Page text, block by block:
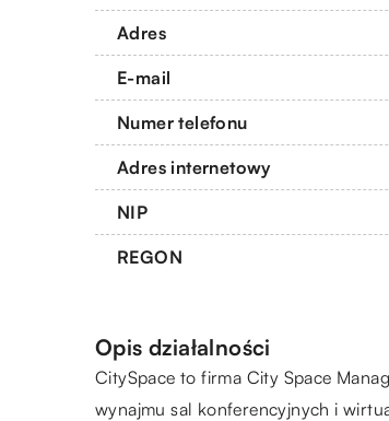
Adres
E-mail
Numer telefonu
Adres internetowy
NIP
REGON
Opis działalności
CitySpace to firma City Space
wynajmu sal konferencyjnych i